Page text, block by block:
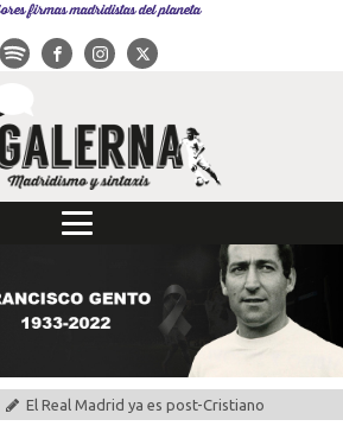
firmas madridistas del planeta
El Real Madrid ya es post-Cristiano